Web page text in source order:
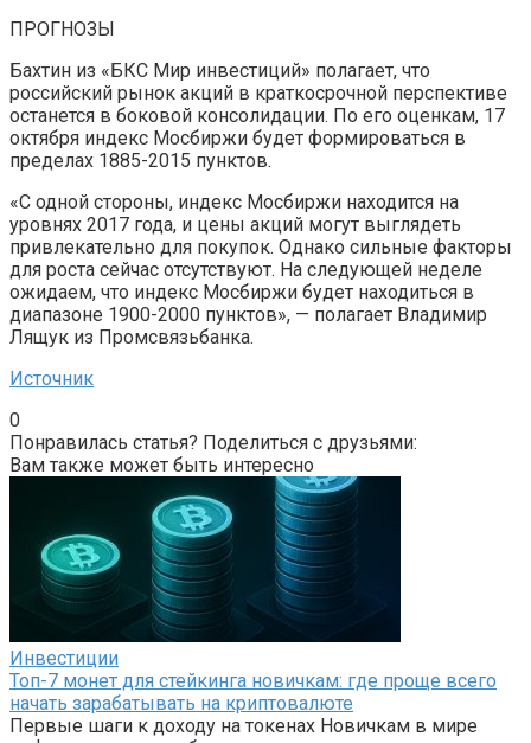
ПРОГНОЗЫ
Бахтин из «БКС Мир инвестиций» полагает, что
российский рынок акций в краткосрочной перспективе
останется в боковой консолидации. По его оценкам, 17
октября индекс Мосбиржи будет формироваться в
пределах 1885-2015 пунктов.
«С одной стороны, индекс Мосбиржи находится на
уровнях 2017 года, и цены акций могут выглядеть
привлекательно для покупок. Однако сильные факторы
для роста сейчас отсутствуют. На следующей неделе
ожидаем, что индекс Мосбиржи будет находиться в
диапазоне 1900-2000 пунктов», — полагает Владимир
Лящук из Промсвязьбанка.
Источник
0
Понравилась статья? Поделиться с друзьями:
Вам также может быть интересно
Инвестиции
Топ-7 монет для стейкинга новичкам: где проще всего
начать зарабатывать на криптовалюте
Первые шаги к доходу на токенах Новичкам в мире